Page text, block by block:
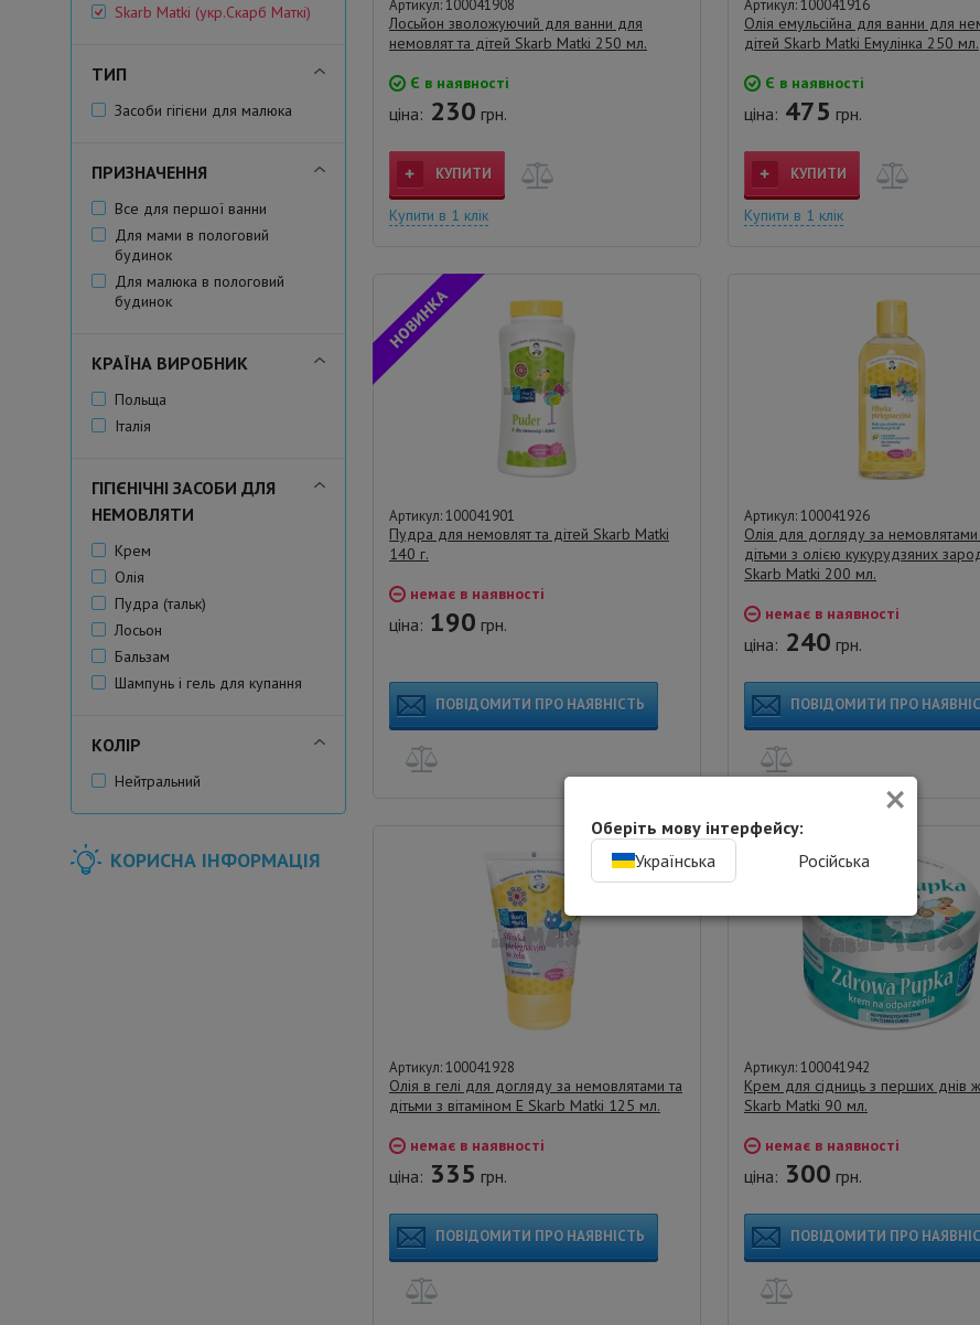
Skarb Matki (укр.Скарб Маткі)
ТИП
Засоби гігієни для малюка
ПРИЗНАЧЕННЯ
Все для першої ванни
Для мами в пологовий
будинок
Для малюка в пологовий
будинок
КРАЇНА ВИРОБНИК
Польща
Італія
ГІГІЄНІЧНІ ЗАСОБИ ДЛЯ
НЕМОВЛЯТИ
Крем
Олія
Пудра (тальк)
Лосьон
Бальзам
Шампунь і гель для купання
КОЛІР
Нейтральний
КОРИСНА ІНФОРМАЦІЯ
Артикул: 100041908
Лосьйон зволожуючий для ванни для
немовлят та дітей Skarb Matki 250 мл.
Є в наявності
ціна: 230 грн.
КУПИТИ
Купити в 1 клік
Артикул: 100041916
Олія емульсійна для ванни для
дітей Skarb Matki Емулінка 250 мл.
Є в наявності
ціна: 475 грн.
КУПИТИ
Купити в 1 клік
Артикул: 100041901
Пудра для немовлят та дітей Skarb Matki
140 г.
немає в наявності
ціна: 190 грн.
ПОВІДОМИТИ ПРО НАЯВНІСТЬ
Артикул: 100041926
Олія для догляду за немовлятами
дітьми з олією кукурудзяних
Skarb Matki 200 мл.
немає в наявності
ціна: 240 грн.
ПОВІДОМИТИ ПРО
Артикул: 100041928
Олія в гелі для догляду за немовлятами та
дітьми з вітаміном Е Skarb Matki 125 мл.
немає в наявності
ціна: 335 грн.
ПОВІДОМИТИ ПРО НАЯВНІСТЬ
Артикул: 100041942
Крем для сідниць з перших днів
Skarb Matki 90 мл.
немає в наявності
ціна: 300 грн.
ПОВІДОМИТИ ПРО
×
Оберіть мову інтерфейсу:
Українська
Російська